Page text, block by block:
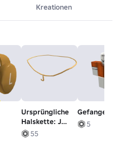
Kreationen
Ursprüngliche
Halskette: J
(Gold)
55
Gefangener
5